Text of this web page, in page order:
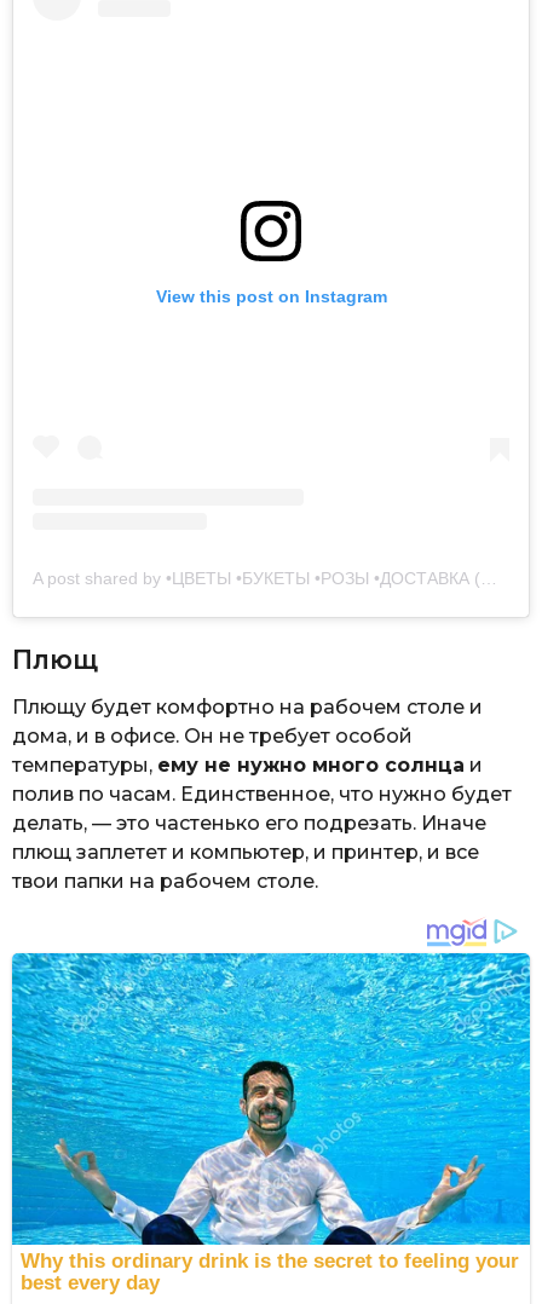
View this post on Instagram
A post shared by •ЦВЕТЫ •БУКЕТЫ •РОЗЫ •ДОСТАВКА (@gorodsad.by)
Плющ
Плющу будет комфортно на рабочем столе и
дома, и в офисе. Он не требует особой
температуры, ему не нужно много солнца и
полив по часам. Единственное, что нужно будет
делать, — это частенько его подрезать. Иначе
плющ заплетет и компьютер, и принтер, и все
твои папки на рабочем столе.